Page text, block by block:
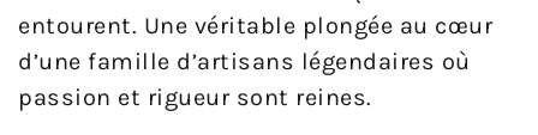
entourent. Une véritable plongée au cœur
d’une famille d’artisans légendaires où
passion et rigueur sont reines.